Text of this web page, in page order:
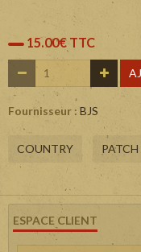
15.00€ TTC
Fournisseur : BJS
COUNTRY PATCH
ESPACE CLIENT